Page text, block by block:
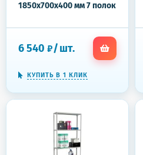
1850x700x400 мм 7 полок
6 540 ₽/шт.
КУПИТЬ В 1 КЛИК